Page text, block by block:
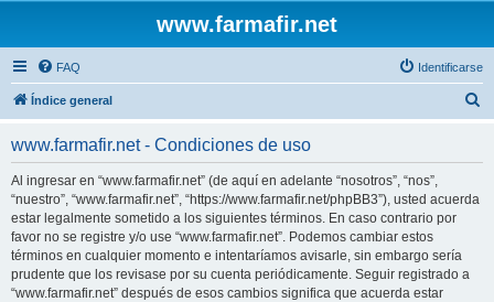
www.farmafir.net
FAQ Identificarse
Índice general
www.farmafir.net - Condiciones de uso
Al ingresar en “www.farmafir.net” (de aquí en adelante “nosotros”, “nos”,
“nuestro”, “www.farmafir.net”, “https://www.farmafir.net/phpBB3”), usted acuerda
estar legalmente sometido a los siguientes términos. En caso contrario por
favor no se registre y/o use “www.farmafir.net”. Podemos cambiar estos
términos en cualquier momento e intentaríamos avisarle, sin embargo sería
prudente que los revisase por su cuenta periódicamente. Seguir registrado a
“www.farmafir.net” después de esos cambios significa que acuerda estar